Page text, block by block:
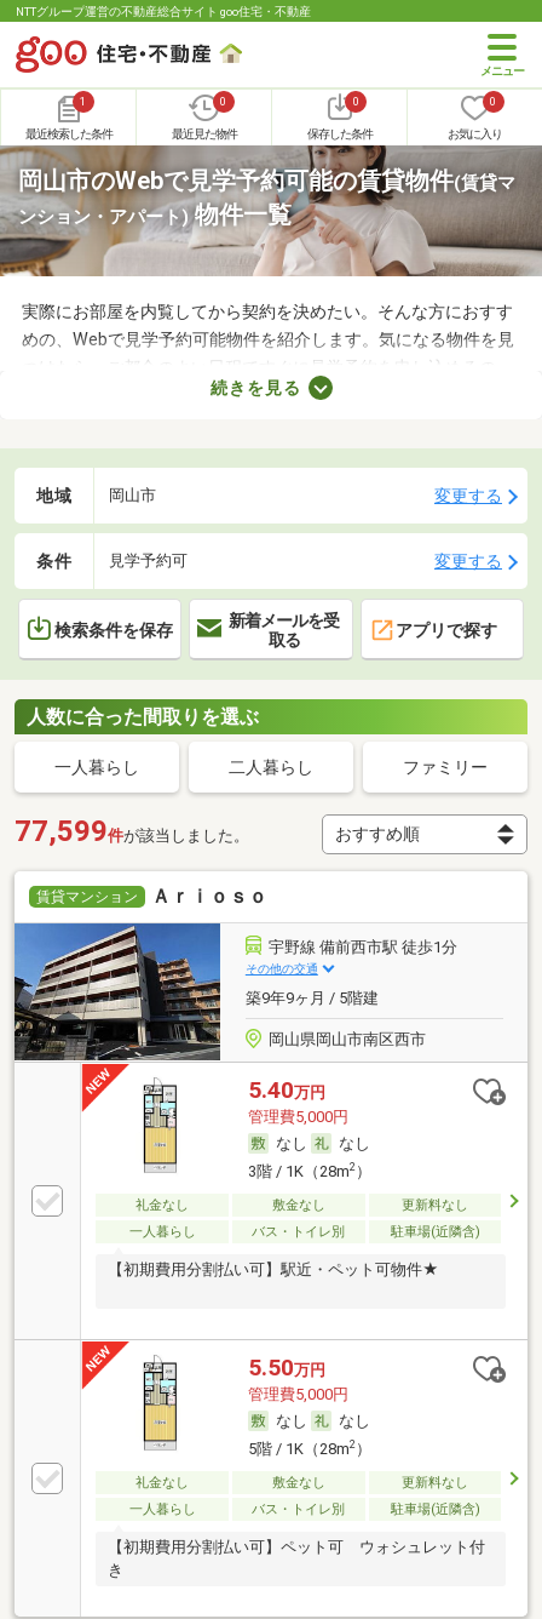
NTTグループ運営の不動産総合サイト goo住宅・不動産
1
最近検索した条件
0
最近見た物件
0
保存した条件
0
お気に入り
岡山市のWebで見学予約可能の賃貸物件(賃貸マ
ンション・アパート)物件一覧
実際にお部屋を内覧してから契約を決めたい。そんな方におすす
めの、Webで見学予約可能物件を紹介します。気になる物件を見
つけたら、ご都合のよい日程ですぐに見学予約を申し込めるの
で、お部屋探しもスムーズに進みますよ。複数のお部屋を実際に
続きを見る
地域 岡山市 変更する
条件 見学予約可 変更する
検索条件を保存
新着メールを受
取る
アプリで探す
人数に合った間取りを選ぶ
一人暮らし 二人暮らし ファミリー
77,599件が該当しました。
賃貸マンション Ａｒｉｏｓｏ
宇野線 備前西市駅 徒歩1分
その他の交通
築9年9ヶ月 / 5階建
岡山県岡山市南区西市
5.40万円
管理費5,000円
なし
なし
3階 / 1K（28m2）
礼金なし 敷金なし
更新料なし
一人暮らし
バス・トイレ別 駐車場(近隣含)
【初期費用分割払い可】駅近・ペット可物件★
5.50万円
管理費5,000円
なし
なし
5階 / 1K（28m2）
礼金なし 敷金なし
更新料なし
一人暮らし
バス・トイレ別 駐車場(近隣含)
【初期費用分割払い可】ペット可 ウォシュレット付
き